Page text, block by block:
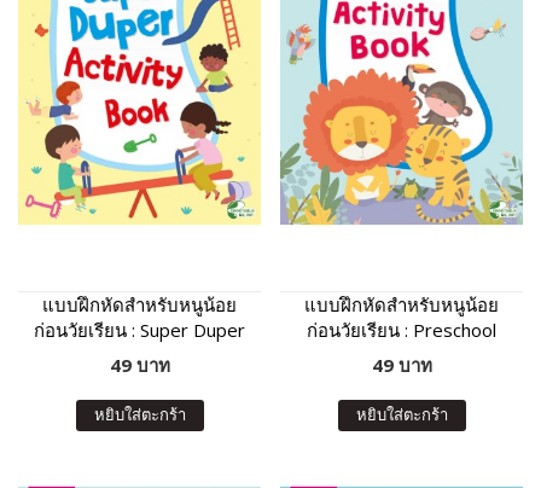
แบบฝึกหัดสำหรับหนูน้อย
ก่อนวัยเรียน : Super Duper
Activity Book
49 บาท
หยิบใส่ตะกร้า
แบบฝึกหัดสำหรับหนูน้อย
ก่อนวัยเรียน : Preschool
Activity Book
49 บาท
หยิบใส่ตะกร้า